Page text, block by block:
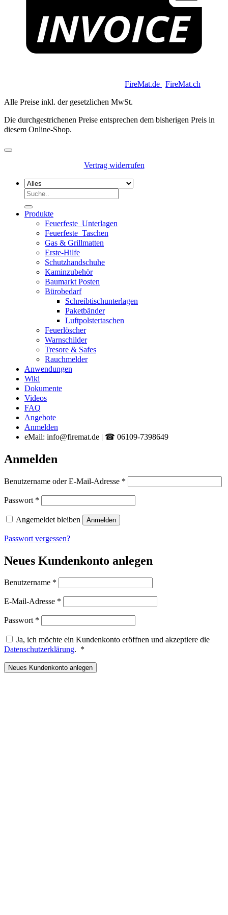
FireMat.de FireMat.ch
Alle Preise inkl. der gesetzlichen MwSt.
Die durchgestrichenen Preise entsprechen dem bisherigen Preis in
diesem Online-Shop.
Vertrag widerrufen
Suchen
Produkte
Feuerfeste_Unterlagen
Feuerfeste_Taschen
Gas & Grillmatten
Erste-Hilfe
Schutzhandschuhe
Kaminzubehör
Baumarkt Posten
Bürobedarf
Schreibtischunterlagen
Paketbänder
Luftpolstertaschen
Feuerlöscher
Warnschilder
Tresore & Safes
Rauchmelder
Anwendungen
Wiki
Dokumente
Videos
FAQ
Angebote
Anmelden
eMail: info@firemat.de | ☎ 06109-7398649
Anmelden
Benutzername oder E-Mail-Adresse *
Passwort *
Angemeldet bleiben Anmelden
Passwort vergessen?
Neues Kundenkonto anlegen
Benutzername *
E-Mail-Adresse *
Passwort *
Ja, ich möchte ein Kundenkonto eröffnen und akzeptiere die
Datenschutzerklärung. *
Neues Kundenkonto anlegen